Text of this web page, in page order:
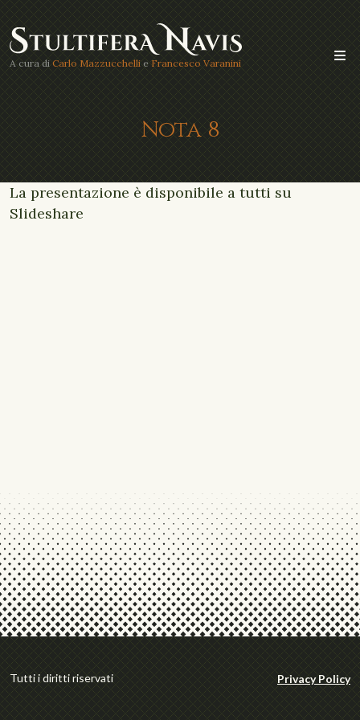
A cura di Carlo Mazzucchelli e Francesco Varanini
Nota 8
La presentazione è disponibile a tutti su
Slideshare
Tutti i diritti riservati Privacy Policy